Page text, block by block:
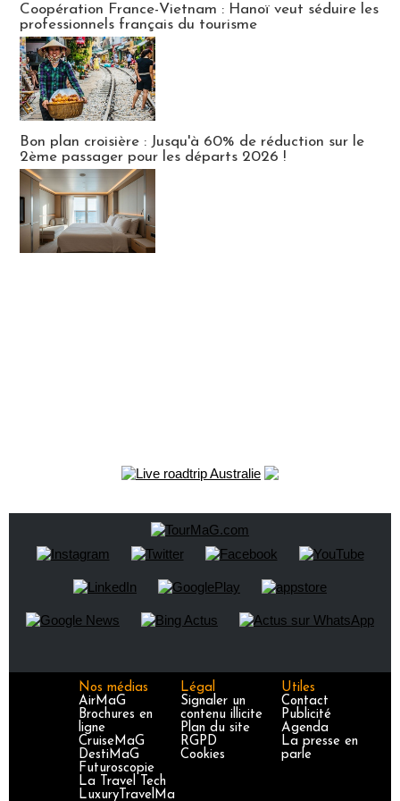
Coopération France-Vietnam : Hanoï veut séduire les
professionnels français du tourisme
Bon plan croisière : Jusqu'à 60% de réduction sur le
2ème passager pour les départs 2026 !
Nos médias
AirMaG
Brochures en
ligne
CruiseMaG
DestiMaG
Futuroscopie
La Travel Tech
LuxuryTravelMa
Légal
Signaler un
contenu illicite
Plan du site
RGPD
Cookies
Utiles
Contact
Publicité
Agenda
La presse en
parle